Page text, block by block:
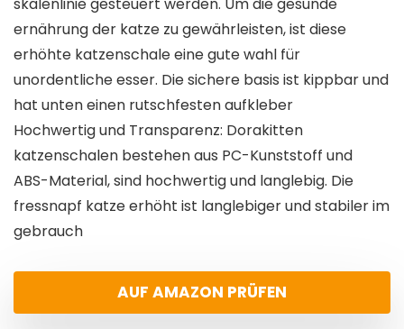
skalenlinie gesteuert werden. Um die gesunde
ernährung der katze zu gewährleisten, ist diese
erhöhte katzenschale eine gute wahl für
unordentliche esser. Die sichere basis ist kippbar und
hat unten einen rutschfesten aufkleber
Hochwertig und Transparenz: Dorakitten
katzenschalen bestehen aus PC-Kunststoff und
ABS-Material, sind hochwertig und langlebig. Die
fressnapf katze erhöht ist langlebiger und stabiler im
gebrauch
AUF AMAZON PRÜFEN